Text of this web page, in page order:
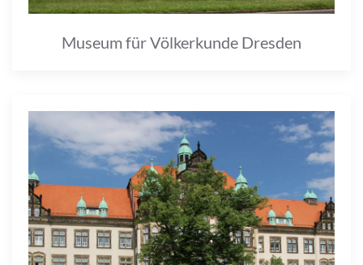
Museum für Völkerkunde Dresden